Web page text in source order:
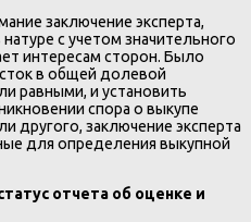
заключение эксперта,
с учетом значительного
интересам сторон. Было
в общей долевой
равными, и установить
спора о выкупе
другого, заключение эксперта
для определения выкупной
отчета об оценке и